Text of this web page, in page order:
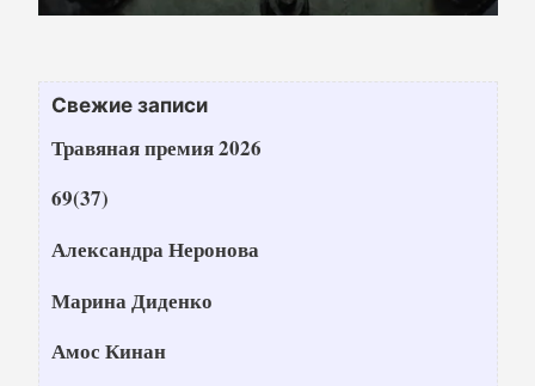
Свежие записи
Травяная премия 2026
69(37)
Александра Неронова
Марина Диденко
Амос Кинан